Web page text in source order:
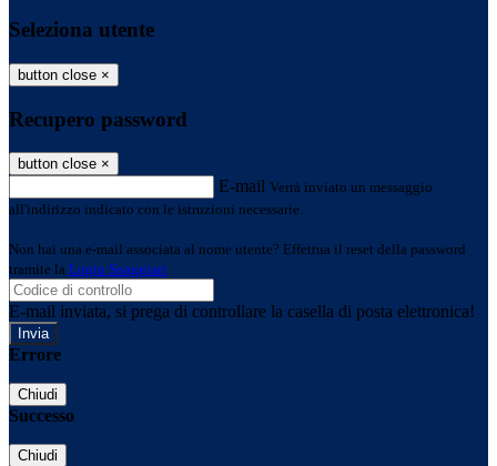
Seleziona utente
button close ×
Recupero password
button close ×
E-mail Verrà inviato un messaggio
all'indirizzo indicato con le istruzioni necessarie.
Non hai una e-mail associata al nome utente? Effettua il reset della password
tramite la Login Spaggiari
E-mail inviata, si prega di controllare la casella di posta elettronica!
Errore
Chiudi
Successo
Chiudi